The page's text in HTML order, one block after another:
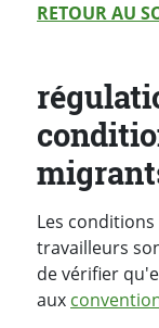
RETOUR AU
Les
travailleurs
de vérifier
aux